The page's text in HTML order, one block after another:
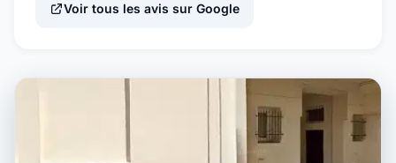
Voir tous les avis sur Google